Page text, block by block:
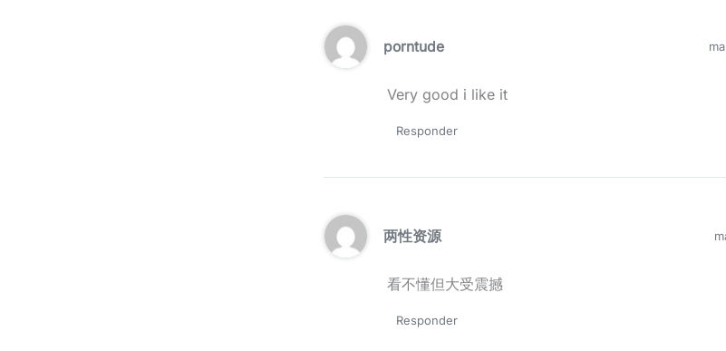
porntude
Very good i like it
Responder
两性资源
看不懂但大受震撼
Responder